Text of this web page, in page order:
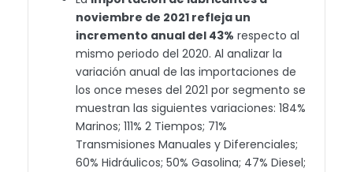
noviembre de 2021 refleja un
incremento anual del 43% respecto al
mismo periodo del 2020. Al analizar la
variación anual de las importaciones de
los once meses del 2021 por segmento se
muestran las siguientes variaciones: 184%
Marinos; 111% 2 Tiempos; 71%
Transmisiones Manuales y Diferenciales;
60% Hidráulicos; 50% Gasolina; 47% Diesel;